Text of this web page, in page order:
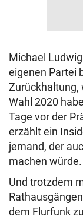
Michael
eigenen Partei
Zurückhaltung,
Wahl 2020
Tage vor der
erzählt ein
jemand, der
machen würde.
Und trotzdem
dem Flurfunk